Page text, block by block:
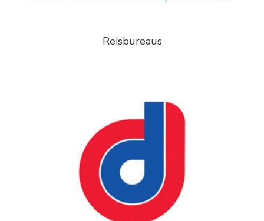
Reisbureaus